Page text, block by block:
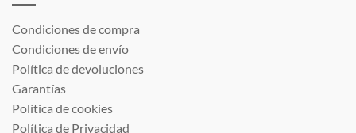
Condiciones de compra
Condiciones de envío
Política de devoluciones
Garantías
Política de cookies
Política de Privacidad